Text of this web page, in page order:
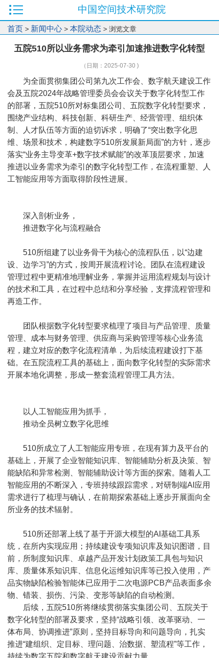
中国空间技术研究院
首页 > 新闻中心 > 本院动态 > 浏览文章
五院510所以业务需求为牵引加速推进数字化转型
（日期：2025-07-30 )
为全面贯彻集团公司第九次工作会、数字航天建设工作
会及五院2024年战略管理委员会会议关于数字化转型工作
的部署，五院510所对标集团公司、五院数字化转型要求，
围绕产业结构、科技创新、科研生产、经营管理、组织体
制、人才队伍等方面的迫切诉求，明确了“突出数字化思
维、场景和技术，构建数字510所发展新局面”的方针，逐步
落实“业务主导变革+数字技术赋能”的改革顶层要求，加速
推进以业务需求为牵引的数字化转型工作，在流程重塑、人
工智能应用等方面取得阶段性进展。
深入剖析业务，
推进数字化与流程融合
510所组建了以业务骨干为核心的流程队伍，以“边建
设、边学习”的方式，按周开展流程讨论。团队在流程建设
管理过程中更精准地理解业务，掌握并运用流程规划与设计
的技术和工具，在过程中总结和分享经验，支撑流程管理和
再造工作。
团队根据数字化转型要求梳理了项目与产品管理、质量
管理、成本与财务管理、供应商与采购管理等核心业务流
程，建立对应的数字化流程清单，为后续流程建设打下基
础。在五院流程工具的基础上，面向数字化转型的实际需求
开展本地化调整，形成一整套流程管理工具方法。
以人工智能应用为抓手，
推动全员树立数字化思维
510所成立了人工智能应用专班，在现有算力及平台的
基础上，开展了企业智能知识库、智能辅助分析及决策、智
能缺陷和异常检测、智能辅助设计等方面的探索。随着人工
智能应用的不断深入，专班持续跟踪需求，对研制端AI应用
需求进行了梳理与确认，在前期探索基础上逐步开展面向全
所业务的技术辐射。
510所还部署上线了基于开源大模型的AI基础工具系
统，在所内实现应用；持续建设专项知识库及知识图谱，目
前，所制度知识库、卓越产品开发计划政策工具包与知识
库、质量体系知识库、信息化运维知识库等已投入使用，产
品实物缺陷检验智能体已应用于二次电源PCB产品表面多余
物、错装、损伤、污染、变形等缺陷的自动检测。
后续，五院510所将继续贯彻落实集团公司、五院关于
数字化转型的部署及要求，坚持“战略引领、改革驱动、一
体布局、协调推进”原则，坚持目标导向和问题导向，扎实
推进“建组织、定目标、理问题、治数据、塑流程”等工作，
持续为数字五院和数字航天建设贡献力量。